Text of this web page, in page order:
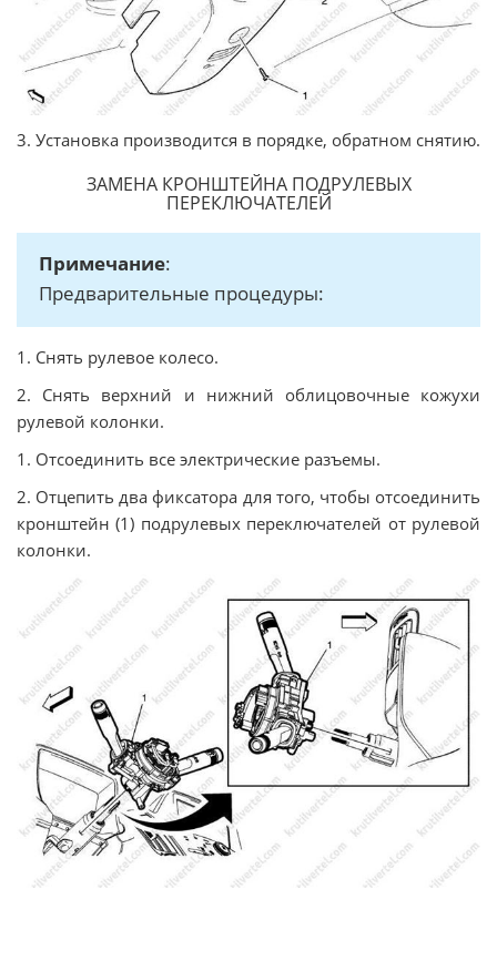
3. Установка производится в порядке, обратном снятию.
ЗАМЕНА КРОНШТЕЙНА ПОДРУЛЕВЫХ
ПЕРЕКЛЮЧАТЕЛЕЙ
Примечание:
Предварительные процедуры:
1. Снять рулевое колесо.
2. Снять верхний и нижний облицовочные кожухи
рулевой колонки.
1. Отсоединить все электрические разъемы.
2. Отцепить два фиксатора для того, чтобы отсоединить
кронштейн (1) подрулевых переключателей от рулевой
колонки.